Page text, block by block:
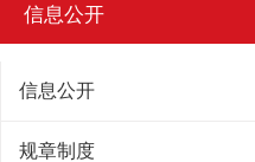
信息公开
信息公开
规章制度